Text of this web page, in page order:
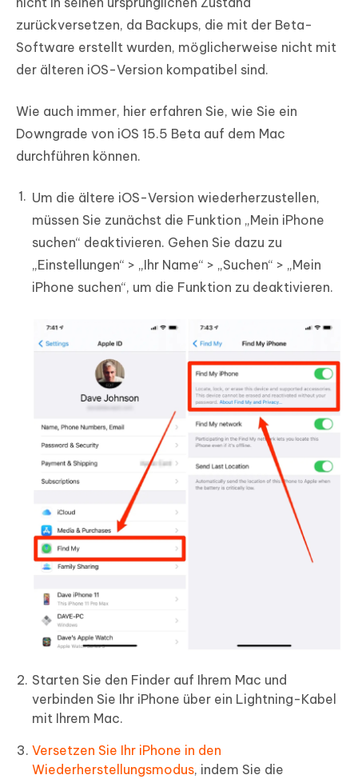
zurückversetzen, da Backups, die mit der Beta-
Software erstellt wurden, möglicherweise nicht mit
der älteren iOS-Version kompatibel sind.
Wie auch immer, hier erfahren Sie, wie Sie ein
Downgrade von iOS 15.5 Beta auf dem Mac
durchführen können.
Um die ältere iOS-Version wiederherzustellen,
müssen Sie zunächst die Funktion „Mein iPhone
suchen“ deaktivieren. Gehen Sie dazu zu
„Einstellungen“ > „Ihr Name“ > „Suchen“ > „Mein
iPhone suchen“, um die Funktion zu deaktivieren.
Starten Sie den Finder auf Ihrem Mac und
verbinden Sie Ihr iPhone über ein Lightning-Kabel
mit Ihrem Mac.
Versetzen Sie Ihr iPhone in den
Wiederherstellungsmodus, indem Sie die